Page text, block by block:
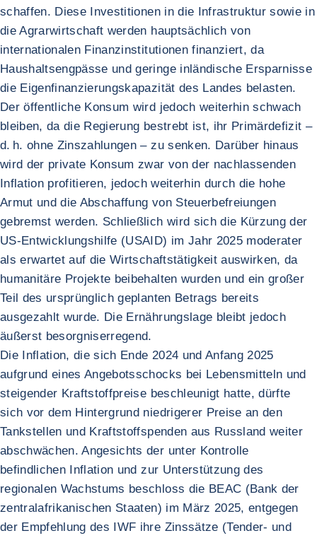
schaffen. Diese Investitionen in die Infrastruktur sowie in
die Agrarwirtschaft werden hauptsächlich von
internationalen Finanzinstitutionen finanziert, da
Haushaltsengpässe und geringe inländische Ersparnisse
die Eigenfinanzierungskapazität des Landes belasten.
Der öffentliche Konsum wird jedoch weiterhin schwach
bleiben, da die Regierung bestrebt ist, ihr Primärdefizit –
d. h. ohne Zinszahlungen – zu senken. Darüber hinaus
wird der private Konsum zwar von der nachlassenden
Inflation profitieren, jedoch weiterhin durch die hohe
Armut und die Abschaffung von Steuerbefreiungen
gebremst werden. Schließlich wird sich die Kürzung der
US-Entwicklungshilfe (USAID) im Jahr 2025 moderater
als erwartet auf die Wirtschaftstätigkeit auswirken, da
humanitäre Projekte beibehalten wurden und ein großer
Teil des ursprünglich geplanten Betrags bereits
ausgezahlt wurde. Die Ernährungslage bleibt jedoch
äußerst besorgniserregend.
Die Inflation, die sich Ende 2024 und Anfang 2025
aufgrund eines Angebotsschocks bei Lebensmitteln und
steigender Kraftstoffpreise beschleunigt hatte, dürfte
sich vor dem Hintergrund niedrigerer Preise an den
Tankstellen und Kraftstoffspenden aus Russland weiter
abschwächen. Angesichts der unter Kontrolle
befindlichen Inflation und zur Unterstützung des
regionalen Wachstums beschloss die BEAC (Bank der
zentralafrikanischen Staaten) im März 2025, entgegen
der Empfehlung des IWF ihre Zinssätze (Tender- und